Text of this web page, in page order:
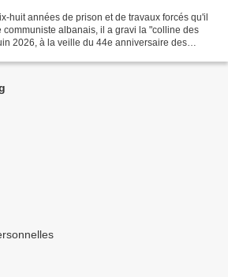
huit années de prison et de travaux forcés qu'il
albanais, il a gravi la "colline des
2026, à la veille du 44e anniversaire des